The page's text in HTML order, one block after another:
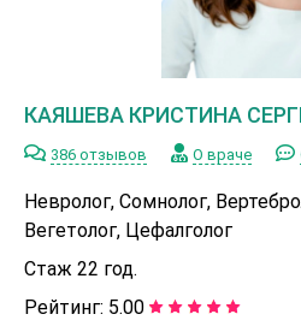
КАЯШЕВА КРИСТИНА
386 отзывов О враче
Невролог, Сомнолог,
Вегетолог, Цефалголог
Стаж 22 год.
Рейтинг: 5.00